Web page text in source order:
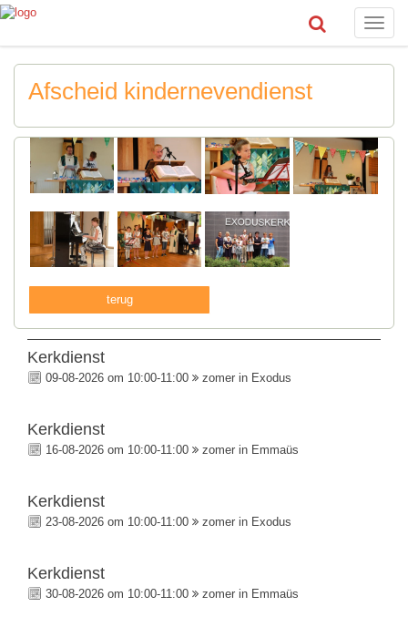
Toggle
Afscheid kindernevendienst
terug
Kerkdienst
09-08-2026 om 10:00-11:00 zomer in Exodus
Kerkdienst
16-08-2026 om 10:00-11:00 zomer in Emmaüs
Kerkdienst
23-08-2026 om 10:00-11:00 zomer in Exodus
Kerkdienst
30-08-2026 om 10:00-11:00 zomer in Emmaüs